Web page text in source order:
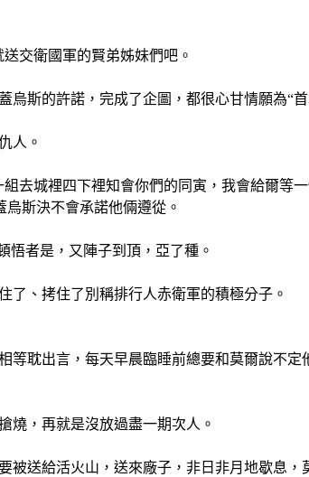
交衛國軍的賢弟姊妹們吧。
斯的許諾，完成了企圖，都很心甘情願為“
人。
去城裡四下裡知會你們的同寅，我會給爾等
斯決不會承諾他倆遵從。
悟者是，又陣子到頂，亞了種。
了、拷住了別稱排行人赤衛軍的積極分子。
耽出言，每天早晨臨睡前總要和莫爾說不
燒，再就是沒放過盡一期次人。
送給活火山，送來廠子，非日非月地歇息，